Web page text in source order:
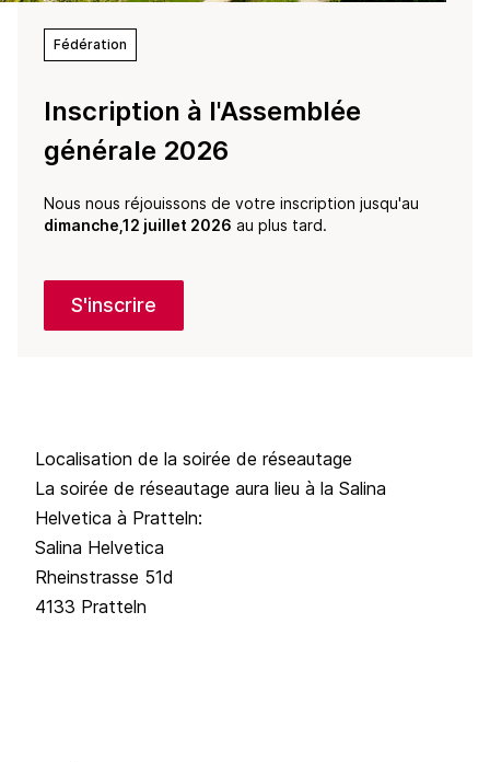
Fédération
Inscription à l'Assemblée
générale 2026
Nous nous réjouissons de votre inscription jusqu'au
dimanche,12 juillet 2026 au plus tard.
S'inscrire
Localisation de la soirée de réseautage
La soirée de réseautage aura lieu à la Salina
Helvetica à Pratteln:
Salina Helvetica
Rheinstrasse 51d
4133 Pratteln